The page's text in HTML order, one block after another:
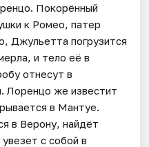
Покорённый
к Ромео, патер
Джульетта погрузится
и тело её в
отнесут в
Лоренцо же известит
в Мантуе.
в Верону, найдёт
с собой в